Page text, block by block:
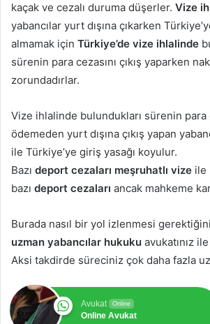
kaçak ve cezalı duruma düşerler. Vize
yabancılar yurt dışına çıkarken
almamak için Türkiye’de vize ihlalinde
sürenin para cezasını çıkış yaparken
zorundadırlar.
Vize ihlalinde bulundukları sürenin para
ödemeden yurt dışına çıkış yapan
ile Türkiye’ye giriş yasağı koyulur.
Bazı deport cezaları meşruhatlı vize ile
bazı deport cezaları ancak mahkeme
Burada nasıl bir yol izlenmesi
uzman yabancılar hukuku avukatınız
Aksi takdirde süreciniz çok daha fazla
Avukat Online
Online Avukat